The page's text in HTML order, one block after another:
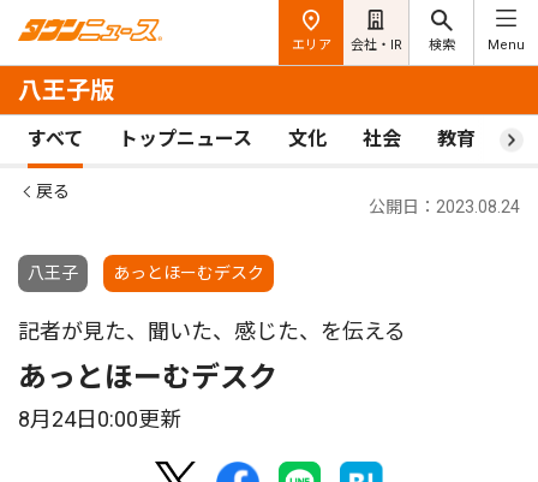
エリア 会社・IR 検索 Menu
八王子版
すべて トップニュース 文化 社会 教育 ス
戻る
八王子 あっとほーむデスク
公開日：2023.08.24
記者が見た、聞いた、感じた、を伝える
あっとほーむデスク
8月24日0:00更新